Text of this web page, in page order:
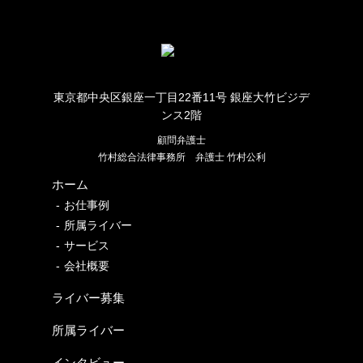
東京都中央区銀座一丁目22番11号 銀座大竹ビジデ
ンス2階
顧問弁護士
竹村総合法律事務所 弁護士 竹村公利
ホーム
お仕事例
所属ライバー
サービス
会社概要
ライバー募集
所属ライバー